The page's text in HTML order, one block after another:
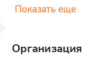
Показать еще
Организация